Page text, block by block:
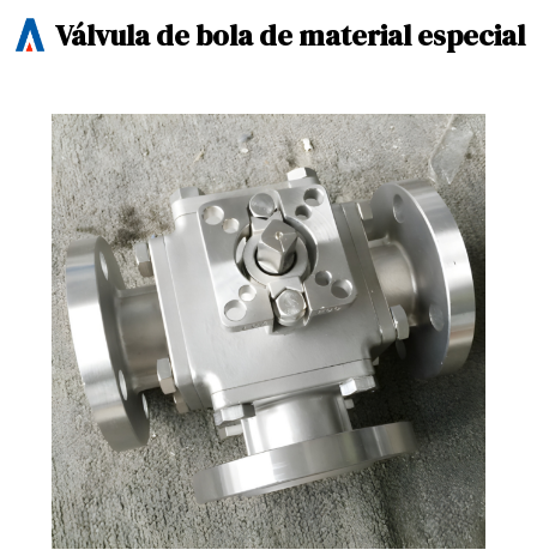
Válvula de bola de material especial